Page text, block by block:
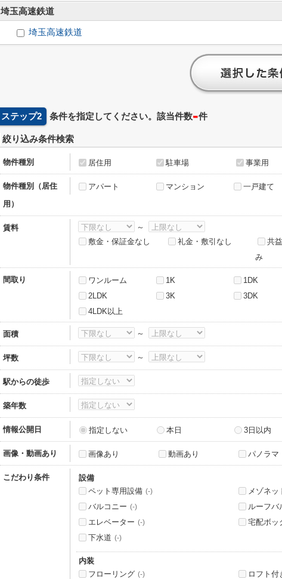
埼玉高速鉄道
埼玉高速鉄道
ステップ2 条件を指定してください。該当件数-件
絞り込み条件検索
物件種別 居住用 駐車場 事業用
物件種別（居住
用）
アパート マンション 一戸建て
賃料
～
敷金・保証金なし
礼金・敷引なし
共
み
間取り ワンルーム 1K 1DK
2LDK
3K 3DK
4LDK以上
面積 ～
坪数 ～
駅からの徒歩
築年数
情報公開日 指定しない 本日 3日以内
画像・動画あり 画像あり 動画あり パノラマ
こだわり条件
設備
ペット専用設備 (-) メゾネッ
バルコニー (-) ルーフバ
エレベーター (-) 宅配ボッ
下水道 (-)
内装
フローリング (-) ロフト付